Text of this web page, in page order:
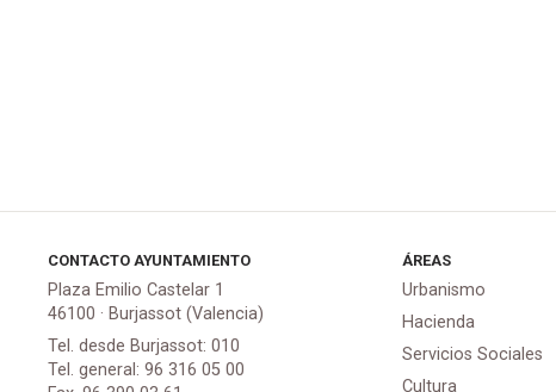
CONTACTO AYUNTAMIENTO
Plaza Emilio Castelar 1
46100 · Burjassot (Valencia)
Tel. desde Burjassot: 010
Tel. general: 96 316 05 00
ÁREAS
Urbanismo
Hacienda
Servicios Sociales
Cultura